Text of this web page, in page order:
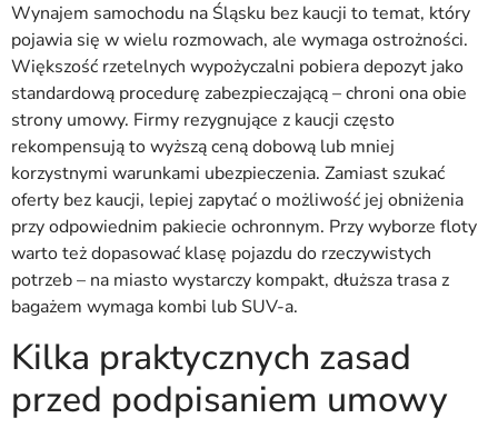
Wynajem samochodu na Śląsku bez kaucji to temat, który
pojawia się w wielu rozmowach, ale wymaga ostrożności.
Większość rzetelnych wypożyczalni pobiera depozyt jako
standardową procedurę zabezpieczającą – chroni ona obie
strony umowy. Firmy rezygnujące z kaucji często
rekompensują to wyższą ceną dobową lub mniej
korzystnymi warunkami ubezpieczenia. Zamiast szukać
oferty bez kaucji, lepiej zapytać o możliwość jej obniżenia
przy odpowiednim pakiecie ochronnym. Przy wyborze floty
warto też dopasować klasę pojazdu do rzeczywistych
potrzeb – na miasto wystarczy kompakt, dłuższa trasa z
bagażem wymaga kombi lub SUV-a.
Kilka praktycznych zasad
przed podpisaniem umowy